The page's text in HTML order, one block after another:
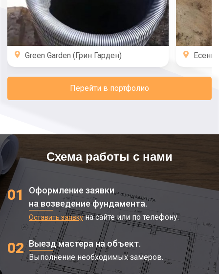
Green Garden (Грин Гарден)
Перейти в портфолио
Схема работы с нами
01
Оформление заявки
на возведение фундамента.
Оставить заявкуна сайте или по телефону.
02 Выезд мастера на объект.
Выполнение необходимых замеров.